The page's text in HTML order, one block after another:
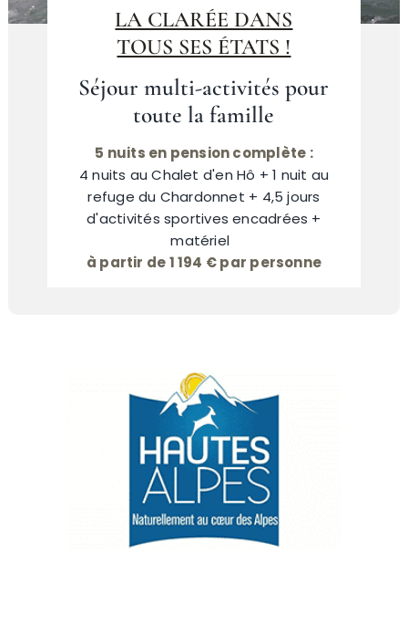
LA CLARÉE DANS
TOUS SES ÉTATS !
Séjour multi-activités pour
toute la famille
5 nuits en pension complète :
4 nuits au Chalet d'en Hô + 1 nuit au
refuge du Chardonnet + 4,5 jours
d'activités sportives encadrées +
matériel
à partir de 1 194 € par personne